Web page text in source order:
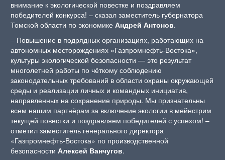
внимание к экологической повестке и поздравляем
победителей конкурса! – сказал заместитель губернатора
Томской области по экономике Андрей Антонов.
– Повышение в подрядных организациях, работающих на
автономных месторождениях «Газпромнефть-Востока»,
культуры экологической безопасности — это результат
многолетней работы по чёткому соблюдению
законодательных требований в области охраны окружающей
среды и реализации личных и командных инициатив,
направленных на сохранение природы. Мы признательны
всем нашим партнёрам за включение экологии в мейнстрим
текущей повестки и поздравляем победителей с успехом! –
отметил заместитель генерального директора
«Газпромнефть-Востока» по производственной
безопасности Алексей Ванчугов.